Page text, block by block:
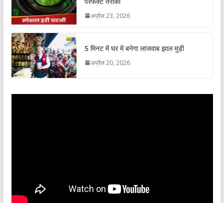
अप्रैल 23, 2026
5 मिनट में घर में बनेगा लाजवाब झाल मुड़ी
अप्रैल 20, 2026